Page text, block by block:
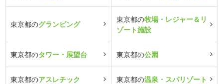
東京都のグランピング
東京都の牧場・レジャー＆リ
ゾート施設
東京都のタワー・展望台 東京都の公園
東京都のアスレチック 東京都の温泉・スパリゾート